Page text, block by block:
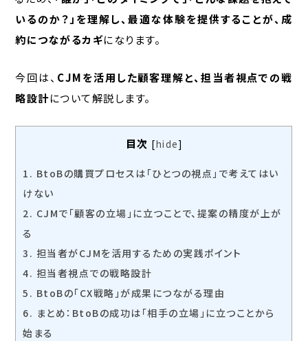
いるのか？」を理解し、最適な体験を提供することが、成
約につながるカギになります。
今回は、 CJMを活用した顧客理解と、担当者視点での戦
略設計について解説します。
目次 [hide]
1. BtoBの購買プロセスは「ひとつの視点」で考えてはい
けない
2. CJMで「顧客の立場」に立つことで、提案の精度が上が
る
3. 担当者がCJMを活用するための実践ポイント
4. 担当者視点での戦略設計
5. BtoBの「CX戦略」が成果につながる理由
6. まとめ：BtoBの成功は「相手の立場」に立つことから
始まる